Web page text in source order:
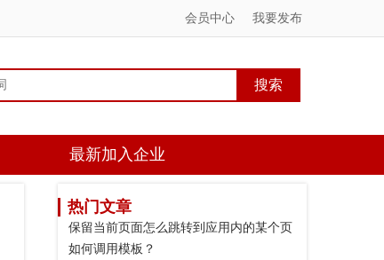
我要发布
会员中心
最新加入企业
热门文章
保留当前页面怎么跳转到应用内的某个页
如何调用模板？